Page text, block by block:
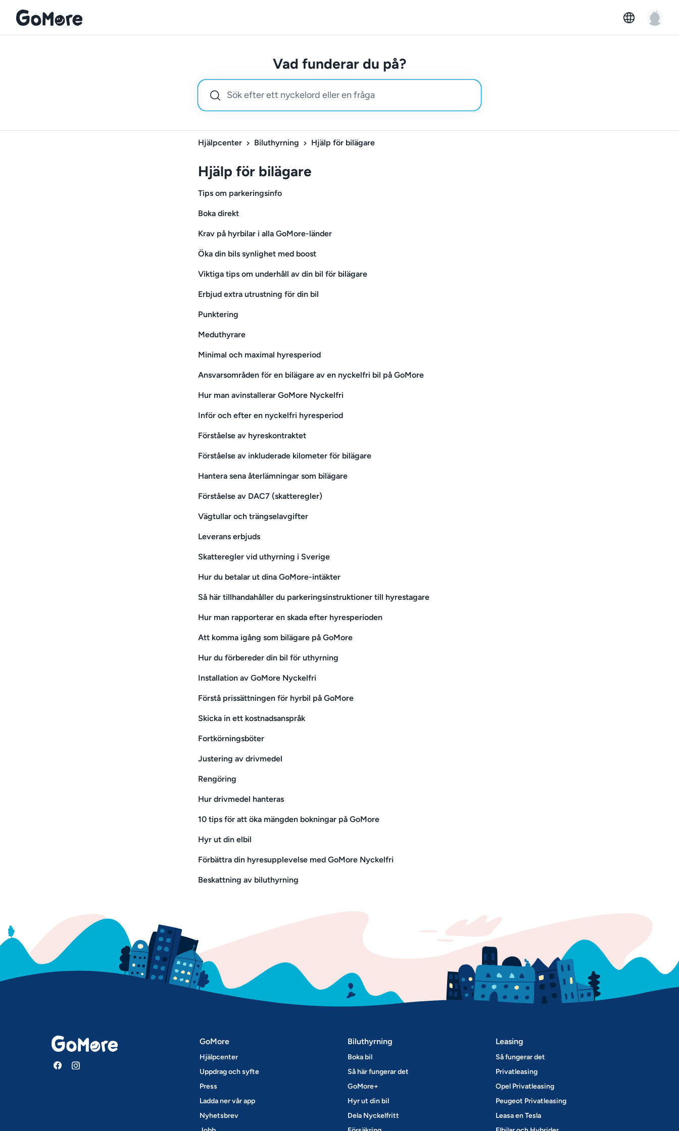
Vad funderar du på?
Hjälpcenter Biluthyrning Hjälp för bilägare
Hjälp för bilägare
Tips om parkeringsinfo
Boka direkt
Krav på hyrbilar i alla GoMore-länder
Öka din bils synlighet med boost
Viktiga tips om underhåll av din bil för bilägare
Erbjud extra utrustning för din bil
Punktering
Meduthyrare
Minimal och maximal hyresperiod
Ansvarsområden för en bilägare av en nyckelfri bil på GoMore
Hur man avinstallerar GoMore Nyckelfri
Inför och efter en nyckelfri hyresperiod
Förståelse av hyreskontraktet
Förståelse av inkluderade kilometer för bilägare
Hantera sena återlämningar som bilägare
Förståelse av DAC7 (skatteregler)
Vägtullar och trängselavgifter
Leverans erbjuds
Skatteregler vid uthyrning i Sverige
Hur du betalar ut dina GoMore-intäkter
Så här tillhandahåller du parkeringsinstruktioner till hyrestagare
Hur man rapporterar en skada efter hyresperioden
Att komma igång som bilägare på GoMore
Hur du förbereder din bil för uthyrning
Installation av GoMore Nyckelfri
Förstå prissättningen för hyrbil på GoMore
Skicka in ett kostnadsanspråk
Fortkörningsböter
Justering av drivmedel
Rengöring
Hur drivmedel hanteras
10 tips för att öka mängden bokningar på GoMore
Hyr ut din elbil
Förbättra din hyresupplevelse med GoMore Nyckelfri
Beskattning av biluthyrning
GoMore
Hjälpcenter
Uppdrag och syfte
Press
Ladda ner vår app
Nyhetsbrev
Biluthyrning
Boka bil
Så här fungerar det
GoMore+
Hyr ut din bil
Dela Nyckelfritt
Leasing
Så fungerar det
Privatleasing
Opel Privatleasing
Peugeot Privatleasing
Leasa en Tesla